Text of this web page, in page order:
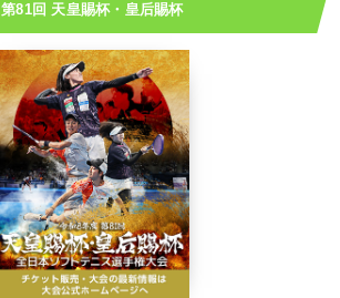
第81回 天皇賜杯・皇后賜杯